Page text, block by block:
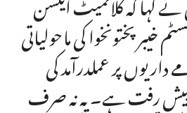
خیبرپختونخوا کی ماحولیاتی
پر عملدرآمد کی
رفت ہے۔ یہ نہ صرف